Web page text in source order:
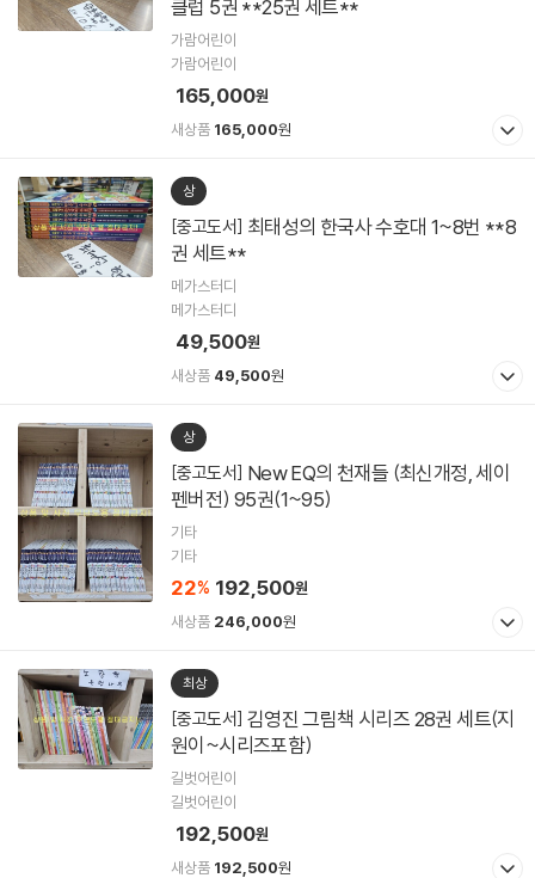
클럽 5권 **25권 세트**
가람어린이
가람어린이
165,000원
새상품 165,000원
상
[중고도서]
권 세트**
메가스터디
메가스터디
49,500원
새상품 49,500원
상
[중고도서]
펜버전) 95권(1~95)
기타
기타
22% 192,500원
새상품 246,000원
최상
[중고도서]
원이~시리즈포함)
길벗어린이
길벗어린이
192,500원
새상품 192,500원